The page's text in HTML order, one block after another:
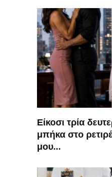
Είκοσι τρία
μπήκα στο
μου…